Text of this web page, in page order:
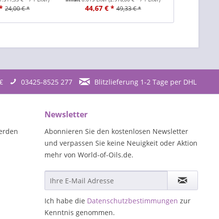
24,00 € * 44,67 € * 49,33 € *
03425-8525 277 Blitzlieferung 1-2 Tage per DHL
Newsletter
Abonnieren Sie den kostenlosen Newsletter
und verpassen Sie keine Neuigkeit oder Aktion
mehr von World-of-Oils.de.
Ich habe die Datenschutzbestimmungen zur
Kenntnis genommen.